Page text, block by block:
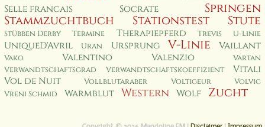
Selle francais Socrate
Springen
Stammzuchtbuch
Stationstest Stute
Stübben Derby Termine Therapiepferd Trevis U-Linie
UniqueD'Avril Uran Ursprung V-Linie Vaillant
Vako Valentino Valenzio
Vartan
Verwandtschaftsgrad
Verwandtschaftskoeffizient
Vitali
Vol de Nuit
Vollblutaraber Voltigeur
Volvic
Vreni Schmid
Warmblut Western Wolf Zucht